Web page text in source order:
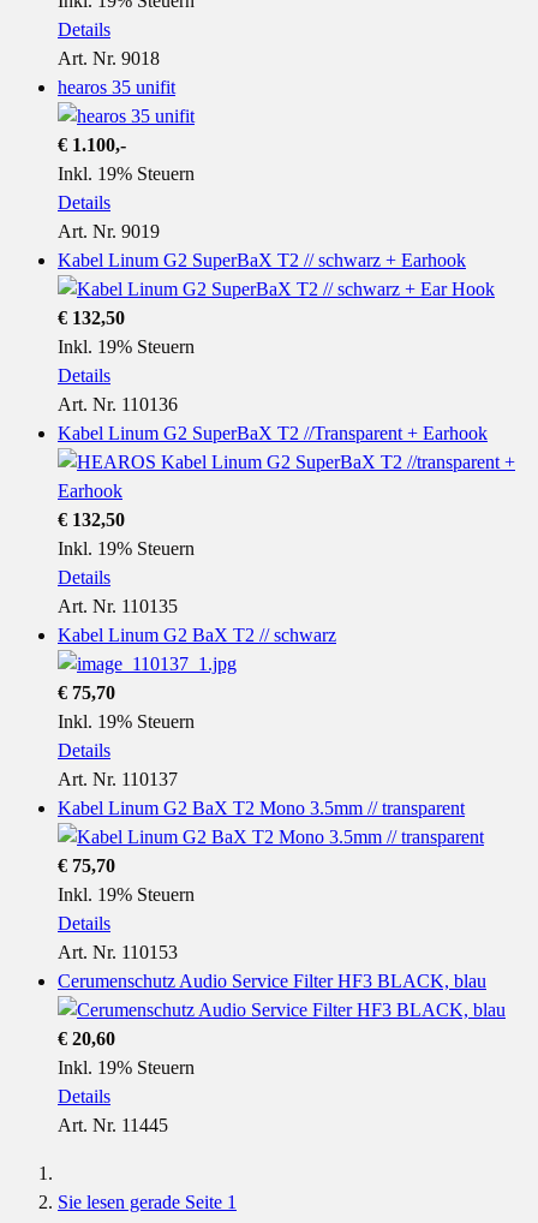
Details
Art. Nr. 9018
hearos 35 unifit
€ 1.100,-
Inkl. 19% Steuern
Details
Art. Nr. 9019
Kabel Linum G2 SuperBaX T2 // schwarz + Earhook
€ 132,50
Inkl. 19% Steuern
Details
Art. Nr. 110136
Kabel Linum G2 SuperBaX T2 //Transparent + Earhook
€ 132,50
Inkl. 19% Steuern
Details
Art. Nr. 110135
Kabel Linum G2 BaX T2 // schwarz
€ 75,70
Inkl. 19% Steuern
Details
Art. Nr. 110137
Kabel Linum G2 BaX T2 Mono 3.5mm // transparent
€ 75,70
Inkl. 19% Steuern
Details
Art. Nr. 110153
Cerumenschutz Audio Service Filter HF3 BLACK, blau
€ 20,60
Inkl. 19% Steuern
Details
Art. Nr. 11445
Sie lesen gerade Seite 1